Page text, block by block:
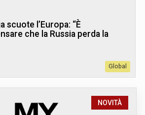
scuote l’Europa: “È
che la Russia perda la
Global
NOVITÀ